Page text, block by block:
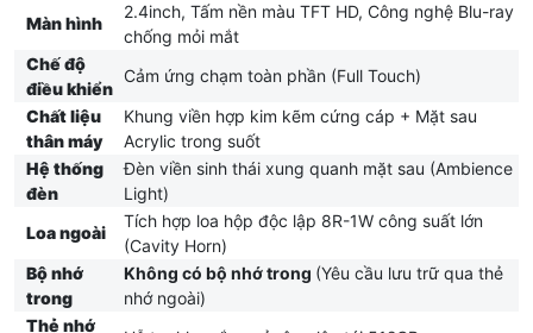
Màn hình
2.4inch, Tấm nền màu TFT HD, Công nghệ Blu-ray
chống mỏi mắt
Chế độ
điều khiển
Cảm ứng chạm toàn phần (Full Touch)
Chất liệu
thân máy
Khung viền hợp kim kẽm cứng cáp + Mặt sau
Acrylic trong suốt
Hệ thống
đèn
Đèn viền sinh thái xung quanh mặt sau (Ambience
Light)
Loa ngoài
Tích hợp loa hộp độc lập 8R-1W công suất lớn
(Cavity Horn)
Bộ nhớ
trong
Không có bộ nhớ trong (Yêu cầu lưu trữ qua thẻ
nhớ ngoài)
Thẻ nhớ